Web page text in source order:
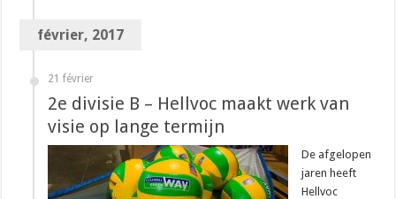
février, 2017
21 février
2e divisie B – Hellvoc maakt werk van
visie op lange termijn
De afgelopen
jaren heeft
Hellvoc